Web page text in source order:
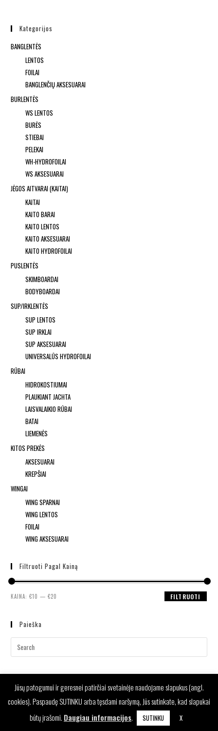
Kategorijos
BANGLENTĖS
LENTOS
FOILAI
BANGLENČIŲ AKSESUARAI
BURLENTĖS
WS LENTOS
BURĖS
STIEBAI
PELEKAI
WH-HYDROFOILAI
WS AKSESUARAI
JĖGOS AITVARAI (KAITAI)
KAITAI
KAITO BARAI
KAITO LENTOS
KAITO AKSESUARAI
KAITO HYDROFOILAI
PUSLENTĖS
SKIMBOARDAI
BODYBOARDAI
SUP/IRKLENTĖS
SUP LENTOS
SUP IRKLAI
SUP AKSESUARAI
UNIVERSALŪS HYDROFOILAI
RŪBAI
HIDROKOSTIUMAI
PLAUKIANT JACHTA
LAISVALAIKIO RŪBAI
BATAI
LIEMENĖS
KITOS PREKĖS
AKSESUARAI
KREPŠIAI
WINGAI
WING SPARNAI
WING LENTOS
FOILAI
WING AKSESUARAI
Filtruoti Pagal Kainą
FILTRUOTI
KAINA:€10 —€20
Paieška
Jūsų patogumui ir geresnei patirčiai svetainėje naudojame slapukus (angl.
cookies). Paspaudę SUTINKU arba tęsdami naršymą, Jūs sutinkate, kad slapukai
būtų įrašomi. Daugiau informacijos. SUTINKU X